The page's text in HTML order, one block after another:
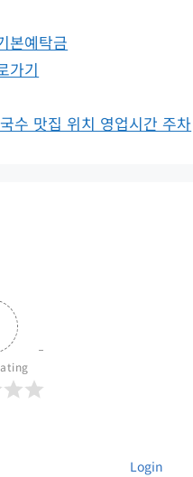
본예탁금
가기
수 맛집 위치 영업시간 주차
Login